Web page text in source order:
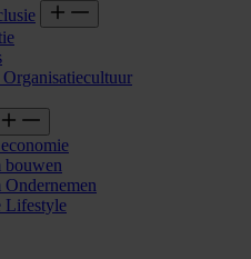
bouwen
Ondernemen
Lifestyle